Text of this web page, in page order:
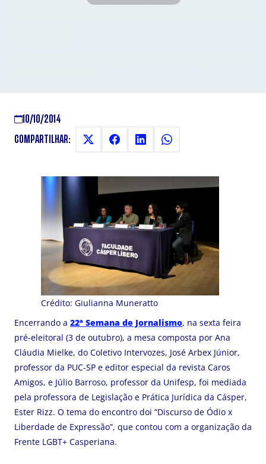
LIBERDADE DE EXPRESSÃO PARA
10/10/2014
COMPARTILHAR:
Crédito: Giulianna Muneratto
Encerrando a 22ª Semana de Jornalismo, na sexta feira
pré-eleitoral (3 de outubro), a mesa composta por Ana
Cláudia Mielke, do Coletivo Intervozes, José Arbex Júnior,
professor da PUC-SP e editor especial da revista Caros
Amigos, e Júlio Barroso, professor da Unifesp, foi mediada
pela professora de Legislação e Prática Jurídica da Cásper,
Ester Rizz. O tema do encontro doi “Discurso de Ódio x
Liberdade de Expressão”, que contou com a organização da
Frente LGBT+ Casperiana.